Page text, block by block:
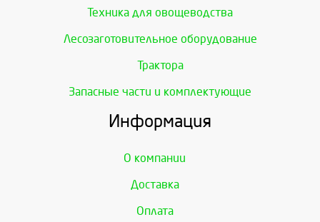
Техника для овощеводства
Лесозаготовительное оборудование
Трактора
Запасные части и комплектующие
Информация
О компании
Доставка
Оплата